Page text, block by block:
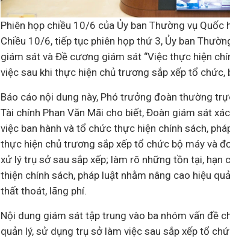
Phiên họp chiều 10/6 của Ủy ban Thường vụ Quốc
Chiều 10/6, tiếp tục phiên họp thứ 3, Ủy ban
giám sát và Đề cương giám sát “Việc thực hiện
việc sau khi thực hiện chủ trương sắp xếp tổ chức,
Báo cáo nội dung này, Phó trưởng đoàn thường
Tài chính Phan Văn Mãi cho biết, Đoàn giám sát
việc ban hành và tổ chức thực hiện chính sách,
thực hiện chủ trương sắp xếp tổ chức bộ máy và
xử lý trụ sở sau sắp xếp; làm rõ những tồn tại, hạn
thiện chính sách, pháp luật nhằm nâng cao hiệu
thất thoát, lãng phí.
Nội dung giám sát tập trung vào ba nhóm vấn đề
quản lý, sử dụng trụ sở làm việc sau sắp xếp tổ